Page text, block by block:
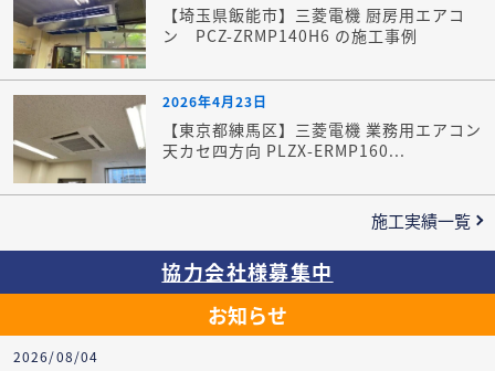
【埼玉県飯能市】三菱電機 厨房用エアコ
ン PCZ-ZRMP140H6 の施工事例
2026年4月23日
【東京都練馬区】三菱電機 業務用エアコン
天カセ四方向 PLZX-ERMP160...
施工実績一覧
協力会社様募集中
お知らせ
2026/08/04